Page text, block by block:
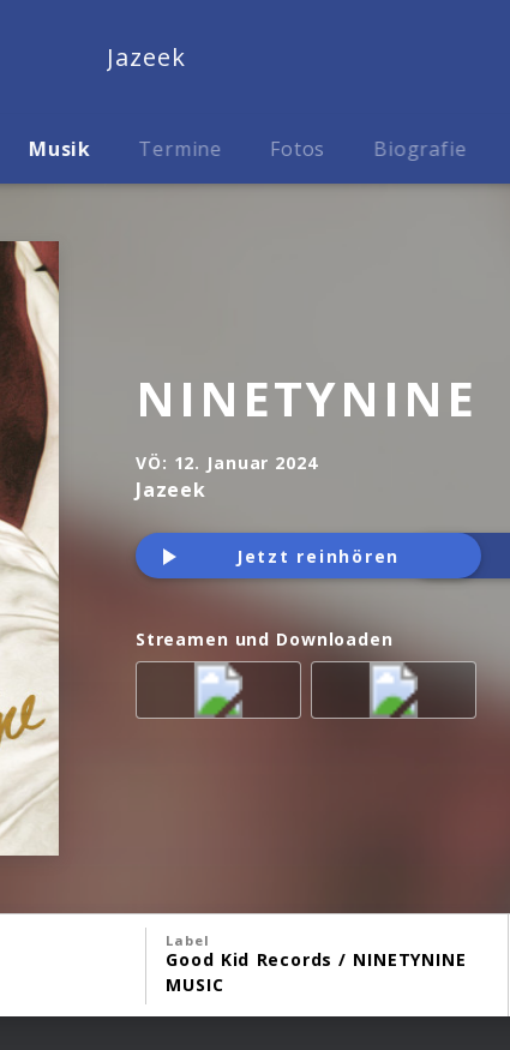
Jazeek
Musik Termine Fotos Biografie
NINETYNINE
VÖ: 12. Januar 2024
Jazeek
Jetzt reinhören
Streamen und Downloaden
Label
Good Kid Records / NINETYNINE
MUSIC